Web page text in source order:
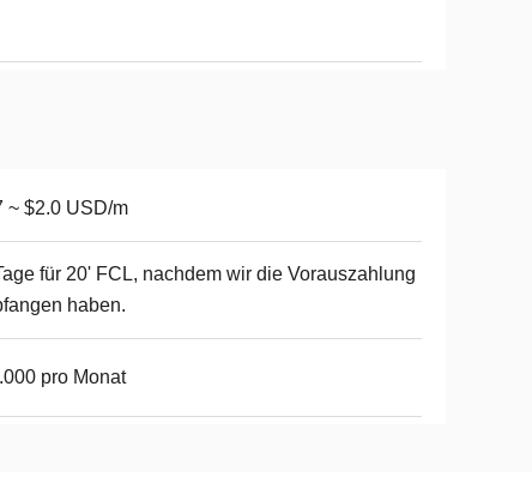
~ $2.0 USD/m
für 20' FCL, nachdem wir die Vorauszahlung
haben.
pro Monat